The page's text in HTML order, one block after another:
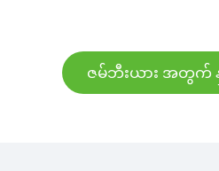
ဇမ်ဘီးယား အတွက် နှု